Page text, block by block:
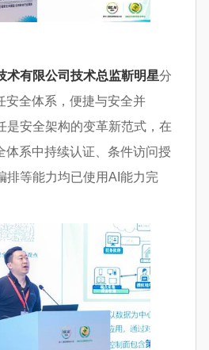
术有限公司技术总监靳明星分
安全体系，便捷与安全并
是安全架构的变革新范式，在
体系中持续认证、条件访问授
排等能力均已使用AI能力完